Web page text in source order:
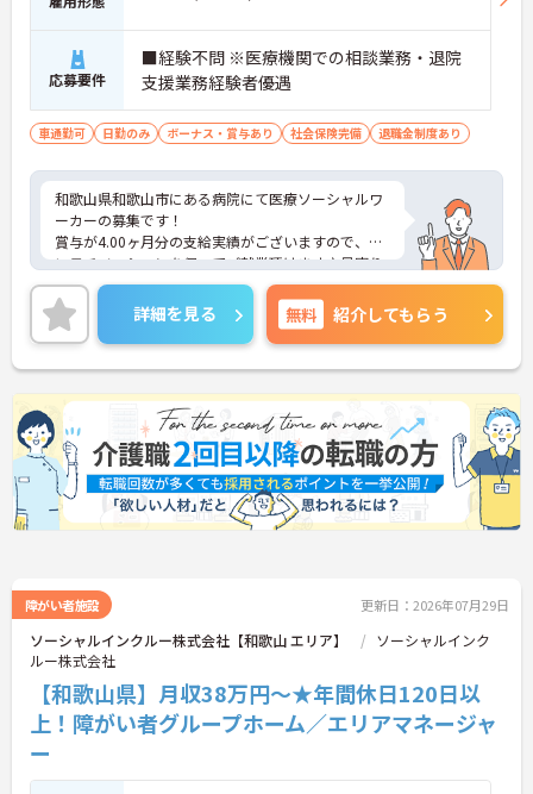
応募要件
■経験不問 ※医療機関での相談業務・退院
支援業務経験者優遇
車通勤可 日勤のみ ボーナス・賞与あり 社会保険完備 退職金制度あり
和歌山県和歌山市にある病院にて医療ソーシャルワ
ーカーの募集です！
賞与が4.00ヶ月分の支給実績がございますので、高
いモチベーションを保ってご就業頂けます♪最寄り
駅より徒歩5分と好立地にあるので、通勤のストレ
スが少ないのも嬉しいポイントです◎
ご興味のある方には、面接対策ポイントなど、さら
に詳細をお話しいたしますのでお気軽にご相談くだ
さい！
詳細を見る 無料 紹介してもらう
障がい者施設 更新日：2026年07月29日
ソーシャルインクルー株式会社【和歌山 エリア】
ソーシャルインク
ルー株式会社
【和歌山県】月収38万円～★年間休日120日以
上！障がい者グループホーム／エリアマネージャ
ー